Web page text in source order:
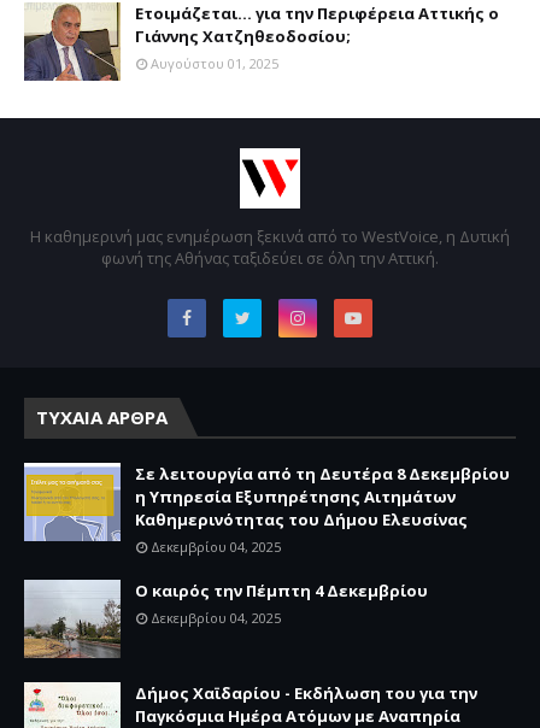
Ετοιμάζεται... για την Περιφέρεια Αττικής ο
Γιάννης Χατζηθεοδοσίου;
Αυγούστου 01, 2025
Η καθημερινή μας ενημέρωση ξεκινά από το WestVoice, η Δυτική
φωνή της Αθήνας ταξιδεύει σε όλη την Αττική.
ΤΥΧΑΙΑ ΑΡΘΡΑ
Σε λειτουργία από τη Δευτέρα 8 Δεκεμβρίου
η Υπηρεσία Εξυπηρέτησης Αιτημάτων
Καθημερινότητας του Δήμου Ελευσίνας
Δεκεμβρίου 04, 2025
Ο καιρός την Πέμπτη 4 Δεκεμβρίου
Δεκεμβρίου 04, 2025
Δήμος Χαϊδαρίου - Εκδήλωση του για την
Παγκόσμια Ημέρα Ατόμων με Αναπηρία